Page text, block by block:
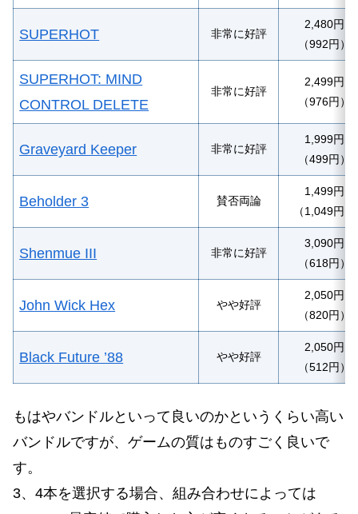
SUPERHOT 非常に好評
2,480円
（992円）
SUPERHOT: MIND
CONTROL DELETE
非常に好評
2,499円
（976円）
Graveyard Keeper 非常に好評
1,999円
（499円）
Beholder 3 賛否両論
1,499円
（1,049円）
Shenmue III 非常に好評
3,090円
（618円）
John Wick Hex やや好評
2,050円
（820円）
Black Future ’88 やや好評
2,050円
（512円）
もはやバンドルといって良いのかというくらい高い
バンドルですが、ゲームの質はものすごく良いで
す。
3、4本を選択する場合、組み合わせによっては